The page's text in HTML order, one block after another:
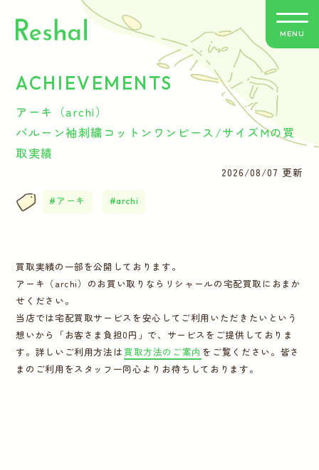
リシャールの特徴
よくあるご質問
バイヤー紹介
運営会社
MENU
ACHIEVEMENTS
アーキ（archi）
バルーン袖刺繍コットンワンピース/サイズMの買
取実績
2026/08/07 更新
アーキ archi
買取実績の一部を公開しております。
アーキ（archi）のお買い取りならリシャールの宅配買取におまか
せください。
当店では宅配買取サービスを安心してご利用いただきたいという
想いから「お客さま負担0円」で、サービスをご提供しておりま
す。詳しいご利用方法は 買取方法のご案内 をご覧ください。皆さ
まのご利用をスタッフ一同心よりお待ちしております。